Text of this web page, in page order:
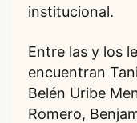
institucional.
Entre las y los
encuentran
Belén Uribe
Romero,